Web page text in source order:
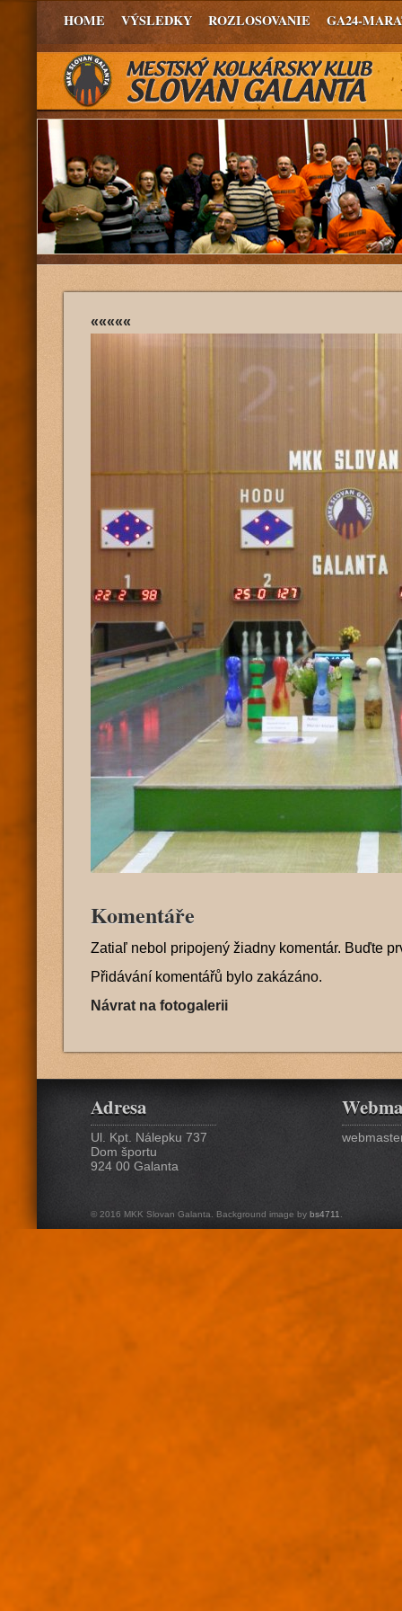
HOME VÝSLEDKY ROZLOSOVANIE GA24-
«««««
Komentáře
Zatiaľ nebol pripojený žiadny komentár. Buďte
Přidávání komentářů bylo zakázáno.
Návrat na fotogalerii
Adresa
Ul. Kpt. Nálepku 737
Dom športu
924 00 Galanta
© 2016 MKK Slovan Galanta. Background image by bs4711